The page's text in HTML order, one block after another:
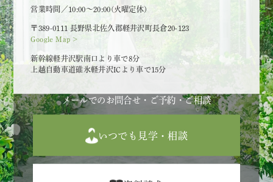
営業時間／10:00～20:00(火曜定休)
〒389-0111 長野県北佐久郡軽井沢町長倉20-123
Google Map >
新幹線軽井沢駅南口より車で8分
上越自動車道碓氷軽井沢ICより車で15分
メールでのお問合せ・ご予約・ご相談
いつでも見学・相談